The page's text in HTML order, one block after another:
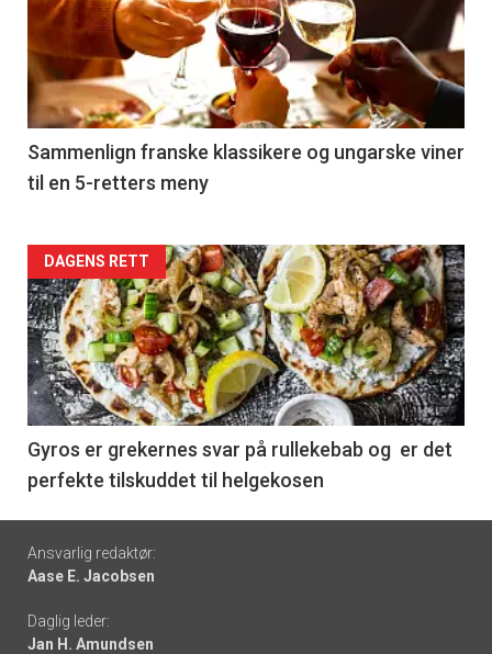
akkurat
nå
-
5
Sammenlign franske klassikere og ungarske viner
til en 5-retters meny
Forsiden
akkurat
nå
-
6
DAGENS RETT
Gyros er grekernes svar på rullekebab og er det
perfekte tilskuddet til helgekosen
Footer
-
links
Ansvarlig redaktør:
Aase E. Jacobsen
Daglig leder:
Jan H. Amundsen